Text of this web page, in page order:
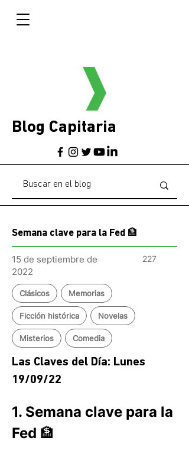
Blog Capitaria
Semana clave para la Fed 🏦
15 de septiembre de
2022
227
Clásicos Memorias
Ficción histórica Novelas
Misterios Comedia
Las Claves del Día: Lunes
19/09/22
1. Semana clave para la
Fed 🏦